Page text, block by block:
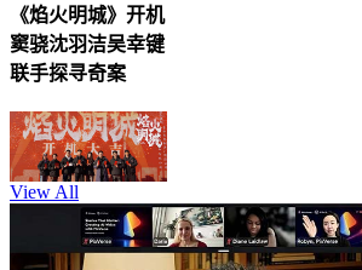
《焰火明城》开机
窦骁沈羽洁吴幸键
联手探寻奇案
View All